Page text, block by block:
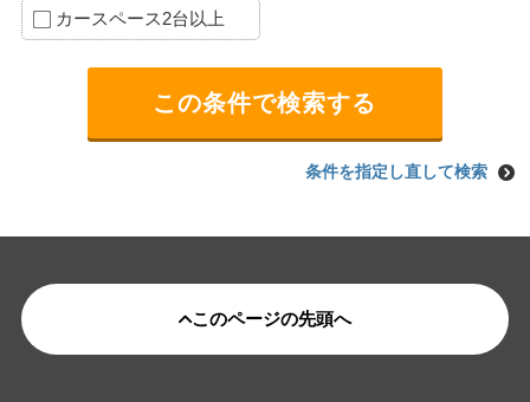
カースペース2台以上
条件を指定し直して検索
このページの先頭へ